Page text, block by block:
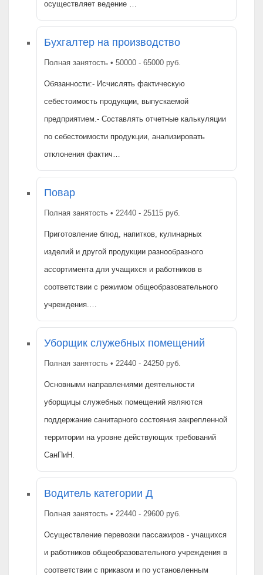
осуществляет ведение …
Бухгалтер на производство
Полная занятость • 50000 - 65000 руб.
Обязанности:- Исчислять фактическую
себестоимость продукции, выпускаемой
предприятием.- Составлять отчетные калькуляции
по себестоимости продукции, анализировать
отклонения фактич…
Повар
Полная занятость • 22440 - 25115 руб.
Приготовление блюд, напитков, кулинарных
изделий и другой продукции разнообразного
ассортимента для учащихся и работников в
соответствии с режимом общеобразовательного
учреждения.…
Уборщик служебных помещений
Полная занятость • 22440 - 24250 руб.
Основными направлениями деятельности
уборщицы служебных помещений являются
поддержание санитарного состояния закрепленной
территории на уровне действующих требований
СанПиН.
Водитель категории Д
Полная занятость • 22440 - 29600 руб.
Осуществление перевозки пассажиров - учащихся
и работников общеобразовательного учреждения в
соответствии с приказом и по установленным